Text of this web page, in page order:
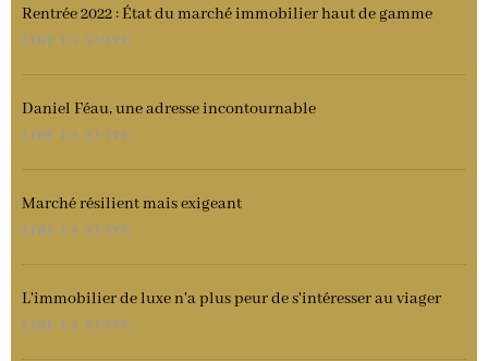
Rentrée 2022 : État du marché immobilier haut de gamme
LIRE LA SUITE
Daniel Féau, une adresse incontournable
LIRE LA SUITE
Marché résilient mais exigeant
LIRE LA SUITE
L'immobilier de luxe n'a plus peur de s'intéresser au viager
LIRE LA SUITE